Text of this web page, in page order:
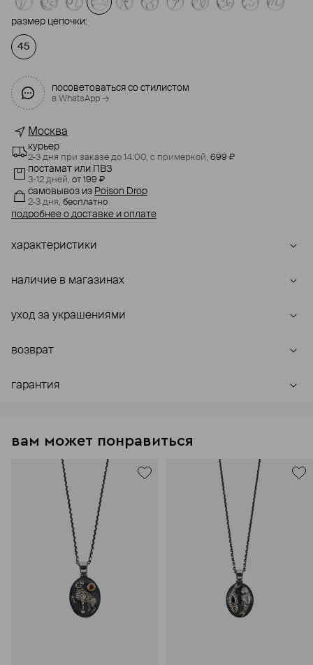
размер цепочки:
45
посоветоваться со стилистом
в WhatsApp →
Москва
курьер
2-3 дня при заказе до 14:00, с примеркой, 699 ₽
постамат или ПВЗ
3-12 дней, от 199 ₽
самовывоз из Poison Drop
2-3 дня, бесплатно
подробнее о доставке и оплате
характеристики
наличие в магазинах
уход за украшениями
возврат
гарантия
вам может понравиться